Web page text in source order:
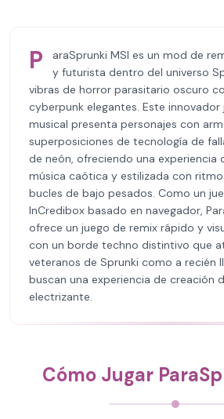
P
araSprunki MSI es un mod de
y futurista dentro del universo
vibras de horror parasitario oscuro
cyberpunk elegantes. Este
musical presenta personajes con
superposiciones de tecnología de
de neón, ofreciendo una experiencia
música caótica y estilizada con
bucles de bajo pesados. Como un
InCredibox basado en navegador,
ofrece un juego de remix rápido y
con un borde techno distintivo que
veteranos de Sprunki como a recién
buscan una experiencia de creación
electrizante.
Cómo Jugar